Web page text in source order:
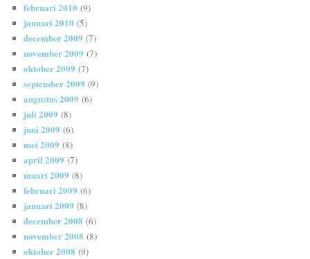
februari 2010 (9)
januari 2010 (5)
december 2009 (7)
november 2009 (7)
oktober 2009 (7)
september 2009 (9)
augustus 2009 (6)
juli 2009 (8)
juni 2009 (6)
mei 2009 (8)
april 2009 (7)
maart 2009 (8)
februari 2009 (6)
januari 2009 (8)
december 2008 (6)
november 2008 (8)
oktober 2008 (9)